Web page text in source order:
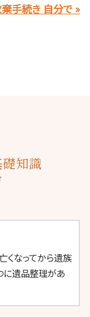
手続き 自分で »
知識
くなってから遺族
に遺品整理があ